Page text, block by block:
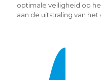
optimale veiligheid op
aan de uitstraling van het